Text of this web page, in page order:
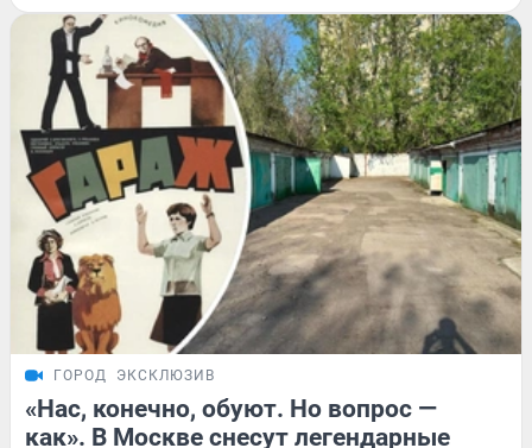
ГОРОД ЭКСКЛЮЗИВ
«Нас, конечно, обуют. Но вопрос —
как». В Москве снесут легендарные